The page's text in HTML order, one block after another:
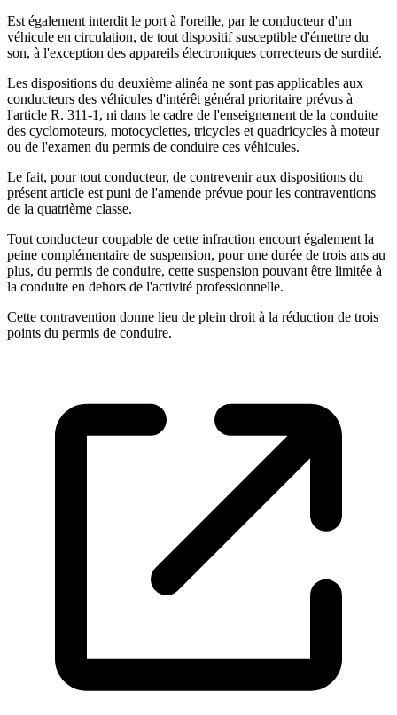
Est également interdit le port à l'oreille, par le conducteur d'un
véhicule en circulation, de tout dispositif susceptible d'émettre du
son, à l'exception des appareils électroniques correcteurs de surdité.
Les dispositions du deuxième alinéa ne sont pas applicables aux
conducteurs des véhicules d'intérêt général prioritaire prévus à
l'article R. 311-1, ni dans le cadre de l'enseignement de la conduite
des cyclomoteurs, motocyclettes, tricycles et quadricycles à moteur
ou de l'examen du permis de conduire ces véhicules.
Le fait, pour tout conducteur, de contrevenir aux dispositions du
présent article est puni de l'amende prévue pour les contraventions
de la quatrième classe.
Tout conducteur coupable de cette infraction encourt également la
peine complémentaire de suspension, pour une durée de trois ans au
plus, du permis de conduire, cette suspension pouvant être limitée à
la conduite en dehors de l'activité professionnelle.
Cette contravention donne lieu de plein droit à la réduction de trois
points du permis de conduire.